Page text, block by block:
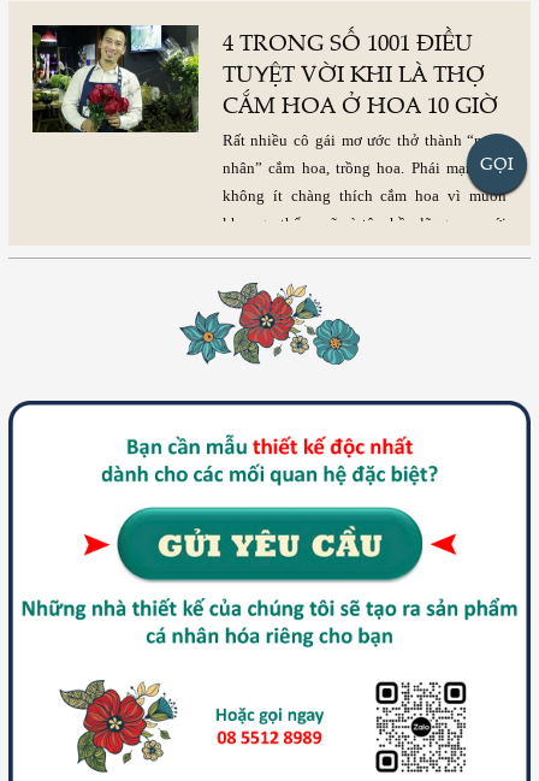
trội
4 TRONG SỐ 1001 ĐIỀU
TUYỆT VỜI KHI LÀ THỢ
CẮM HOA Ở HOA 10 GIỜ
Rất nhiều cô gái mơ ước thở thành “nghệ
nhân” cắm hoa, trồng hoa. Phái mạnh thì
không ít chàng thích cắm hoa vì muốn
khoe gu thẩm mỹ và tâm hồn lãng mạn với
các nàng. Thế cho nên, mặc nhiên người và
nghề cắm hoa đã là cao quý. Và ở Hoa 10
Giờ, có đủ 1001 lý do tuyệt vời khác, ...
GỌI